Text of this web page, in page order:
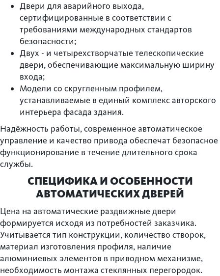
Двери для аварийного выхода,
сертифицированные в соответствии с
требованиями международных стандартов
безопасности;
Двух - и четырехстворчатые телескопические
двери, обеспечивающие максимальную ширину
входа;
Модели со скругленным профилем,
устанавливаемые в единый комплекс авторского
интерьера фасада здания.
Надёжность работы, современное автоматическое
управление и качество привода обеспечат безопасное
функционирование в течение длительного срока
службы.
СПЕЦИФИКА И ОСОБЕННОСТИ
АВТОМАТИЧЕСКИХ ДВЕРЕЙ
Цена на автоматические раздвижные двери
формируется исходя из потребностей заказчика.
Учитывается тип конструкции, количество створок,
материал изготовления профиля, наличие
алюминиевых элементов в приводном механизме,
необходимость монтажа стеклянных перегородок.